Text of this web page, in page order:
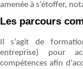
amenée à s’étoffer,
Les parcours
Il s’agit de
entreprise) pour
compétences afin